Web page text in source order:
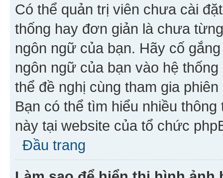
Có thể quản trị viên chưa cài
thống hay đơn giản là chưa
ngôn ngữ của bạn. Hãy cố
ngôn ngữ của bạn vào hệ
thể đề nghị cùng tham gia
Bạn có thể tìm hiểu nhiều
này tại website của tổ chức
Đầu trang